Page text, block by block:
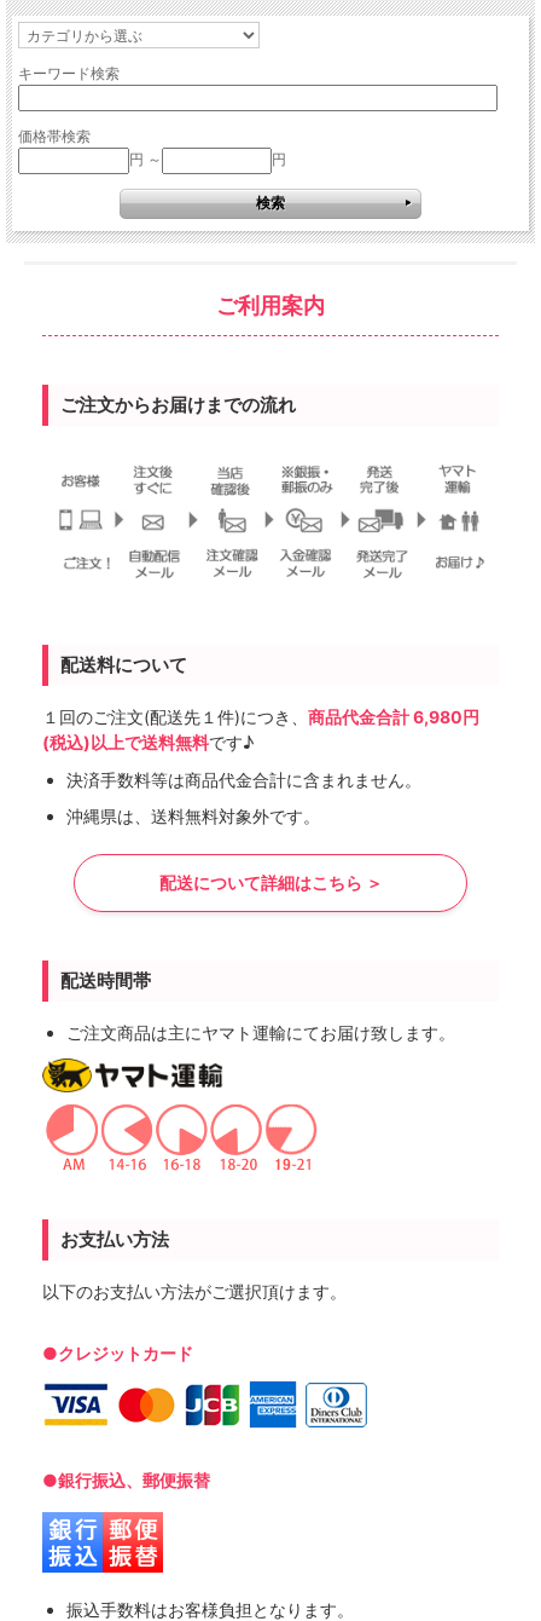
キーワード検索
価格帯検索
円 ～
円
ご利用案内
ご注文からお届けまでの流れ
配送料について
１回のご注文(配送先１件)につき、 商品代金合計 6,980円
(税込)以上で送料無料です♪
決済手数料等は商品代金合計に含まれません。
沖縄県は、送料無料対象外です。
配送について詳細はこちら ＞
配送時間帯
ご注文商品は主にヤマト運輸にてお届け致します。
お支払い方法
以下のお支払い方法がご選択頂けます。
●クレジットカード
●銀行振込、郵便振替
振込手数料はお客様負担となります。